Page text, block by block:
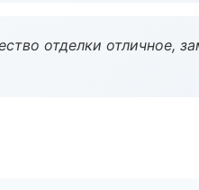
отделки отличное,